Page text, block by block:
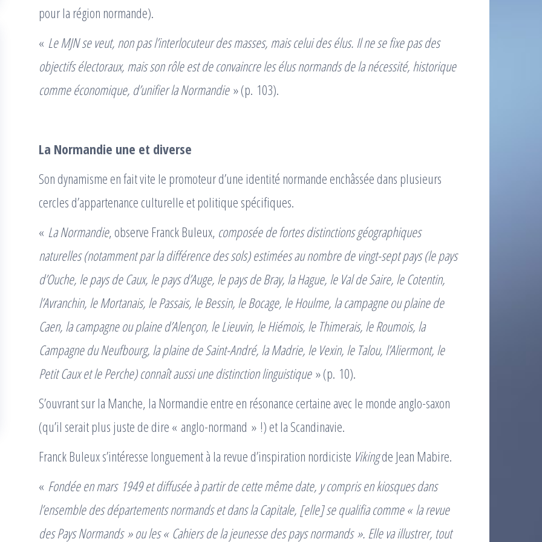
pour la région normande).
« Le MJN se veut, non pas l’interlocuteur des masses, mais celui des élus. Il ne se fixe pas des
objectifs électoraux, mais son rôle est de convaincre les élus normands de la nécessité, historique
comme économique, d’unifier la Normandie » (p. 103).
La Normandie une et diverse
Son dynamisme en fait vite le promoteur d’une identité normande enchâssée dans plusieurs
cercles d’appartenance culturelle et politique spécifiques.
« La Normandie, observe Franck Buleux, composée de fortes distinctions géographiques
naturelles (notamment par la différence des sols) estimées au nombre de vingt-sept pays (le pays
d’Ouche, le pays de Caux, le pays d’Auge, le pays de Bray, la Hague, le Val de Saire, le Cotentin,
l’Avranchin, le Mortanais, le Passais, le Bessin, le Bocage, le Houlme, la campagne ou plaine de
Caen, la campagne ou plaine d’Alençon, le Lieuvin, le Hiémois, le Thimerais, le Roumois, la
Campagne du Neufbourg, la plaine de Saint-André, la Madrie, le Vexin, le Talou, l’Aliermont, le
Petit Caux et le Perche) connaît aussi une distinction linguistique » (p. 10).
S’ouvrant sur la Manche, la Normandie entre en résonance certaine avec le monde anglo-saxon
(qu’il serait plus juste de dire « anglo-normand » !) et la Scandinavie.
Franck Buleux s’intéresse longuement à la revue d’inspiration nordiciste Vikingde Jean Mabire.
« Fondée en mars 1949 et diffusée à partir de cette même date, y compris en kiosques dans
l’ensemble des départements normands et dans la Capitale, [elle] se qualifia comme « la revue
des Pays Normands » ou les « Cahiers de la jeunesse des pays normands ». Elle va illustrer, tout